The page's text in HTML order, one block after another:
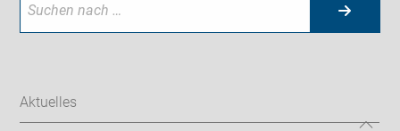
Aktuelles